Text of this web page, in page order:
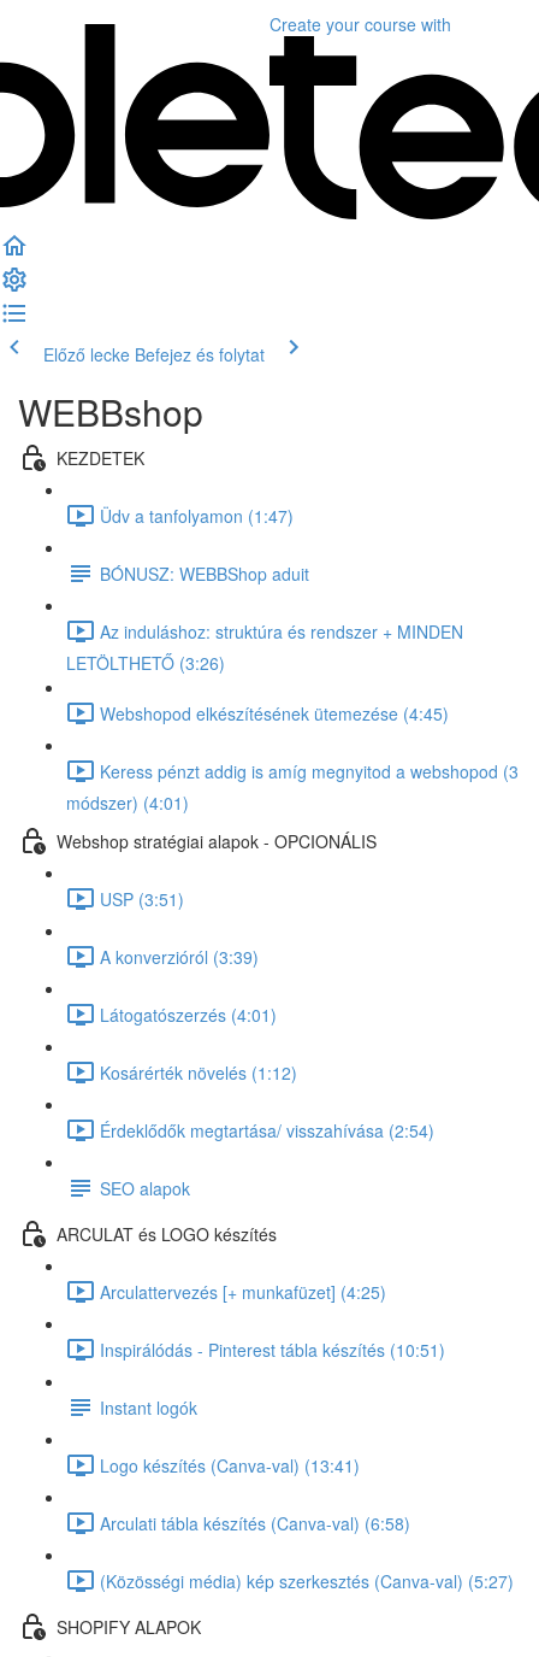
Create your course with
Előző lecke Befejez és folytat
WEBBshop
KEZDETEK
Üdv a tanfolyamon (1:47)
BÓNUSZ: WEBBShop aduit
Az induláshoz: struktúra és rendszer + MINDEN
LETÖLTHETŐ (3:26)
Webshopod elkészítésének ütemezése (4:45)
Keress pénzt addig is amíg megnyitod a webshopod (3
módszer) (4:01)
Webshop stratégiai alapok - OPCIONÁLIS
USP (3:51)
A konverzióról (3:39)
Látogatószerzés (4:01)
Kosárérték növelés (1:12)
Érdeklődők megtartása/ visszahívása (2:54)
SEO alapok
ARCULAT és LOGO készítés
Arculattervezés [+ munkafüzet] (4:25)
Inspirálódás - Pinterest tábla készítés (10:51)
Instant logók
Logo készítés (Canva-val) (13:41)
Arculati tábla készítés (Canva-val) (6:58)
(Közösségi média) kép szerkesztés (Canva-val) (5:27)
SHOPIFY ALAPOK